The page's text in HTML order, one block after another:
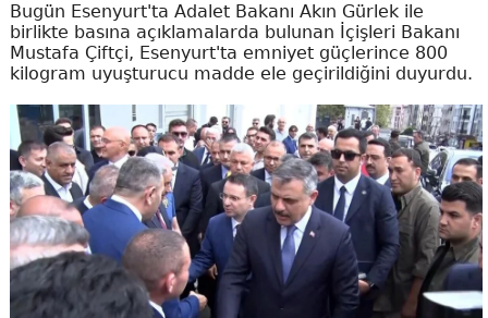
Bugün Esenyurt'ta Adalet Bakanı Akın Gürlek ile
birlikte basına açıklamalarda bulunan İçişleri Bakanı
Mustafa Çiftçi, Esenyurt'ta emniyet güçlerince 800
kilogram uyuşturucu madde ele geçirildiğini duyurdu.